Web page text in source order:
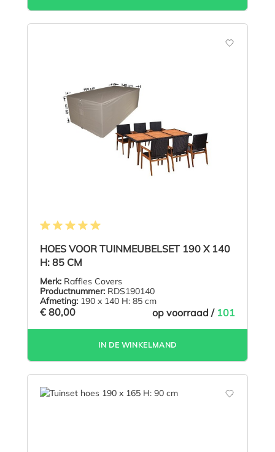
HOES VOOR TUINMEUBELSET 190 X 140
H: 85 CM
Merk: Raffles Covers
Productnummer: RDS190140
Afmeting: 190 x 140 H: 85 cm
€ 80,00 op voorraad / 101
IN DE WINKELMAND